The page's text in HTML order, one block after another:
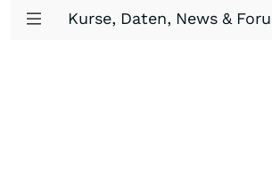
Kurse, Daten, News &